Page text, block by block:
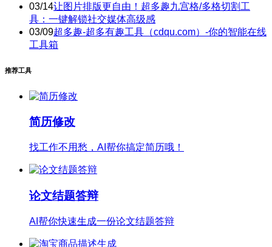
03/14让图片排版更自由！超多趣九宫格/多格切割工
具：一键解锁社交媒体高级感
03/09超多趣-超多有趣工具（cdqu.com）-你的智能在线
工具箱
推荐工具
简历修改
找工作不用愁，AI帮你搞定简历哦！
论文结题答辩
AI帮你快速生成一份论文结题答辩